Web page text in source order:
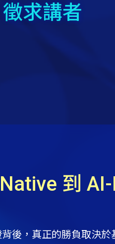
徵求講者
到
後，真正的勝負取決